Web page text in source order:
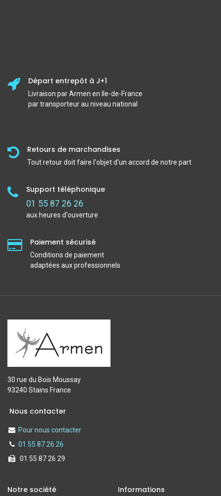
Départ entrepôt à J+1
Livraison par Armen en Ile-de-France
par transporteur au niveau national
Retours de marchandises
Tout retour doit faire l'objet d'un accord de notre part
Support téléphonique
01 55 87 26 26
aux heures d'ouverture
Paiement sécurisé
Conditions de paiement
adaptées aux professionnels
30 rue du Bois Moussay
93240 Stains France
Nous contacter
Pour nous contacter
01 55 87 26 26
01 55 87 26 29
Notre société Informations